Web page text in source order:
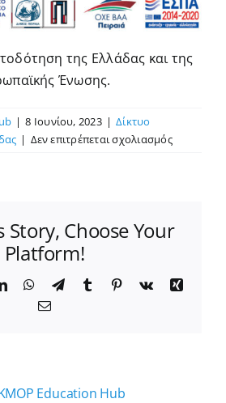
της Ελλάδας και της
Ένωσης.
| 8 Ιουνίου, 2023 | Δίκτυο
| Δεν επιτρέπεται σχολιασμόςστο
των
αναπηρία
Story, Choose Your
Platform!
LinkedInWhatsApp
TelegramTumblr Pinterest
Vk
Xing
Email
Education Hub